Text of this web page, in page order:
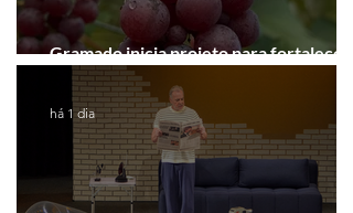
Gramado inicia projeto para fortalecer a
Rota do Vinho
há 1 dia